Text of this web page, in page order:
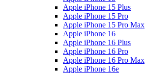
Apple iPhone 15 Plus
Apple iPhone 15 Pro
Apple iPhone 15 Pro Max
Apple iPhone 16
Apple iPhone 16 Plus
Apple iPhone 16 Pro
Apple iPhone 16 Pro Max
Apple iPhone 16e